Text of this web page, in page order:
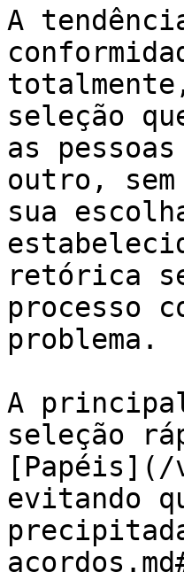
A
seleção
as
outro,
sua
retórica
processo
problema.
A
seleção
[Papéis](/
evitando